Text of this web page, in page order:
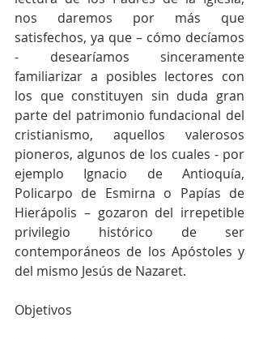
nos daremos por más que
satisfechos, ya que – cómo decíamos
- desearíamos sinceramente
familiarizar a posibles lectores con
los que constituyen sin duda gran
parte del patrimonio fundacional del
cristianismo, aquellos valerosos
pioneros, algunos de los cuales - por
ejemplo Ignacio de Antioquía,
Policarpo de Esmirna o Papías de
Hierápolis – gozaron del irrepetible
privilegio histórico de ser
contemporáneos de los Apóstoles y
del mismo Jesús de Nazaret.
Objetivos